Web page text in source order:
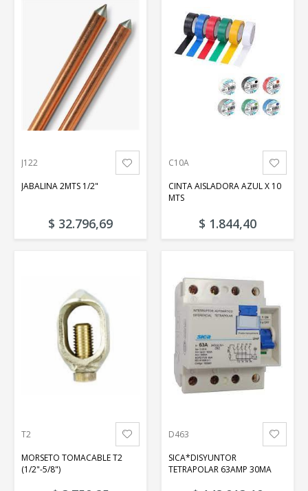
J122
JABALINA 2MTS 1/2"
$ 32.796,69
C10A
CINTA AISLADORA AZUL X 10
MTS
$ 1.844,40
T2
MORSETO TOMACABLE T2
(1/2"-5/8")
D463
SICA*DISYUNTOR
TETRAPOLAR 63AMP 30MA